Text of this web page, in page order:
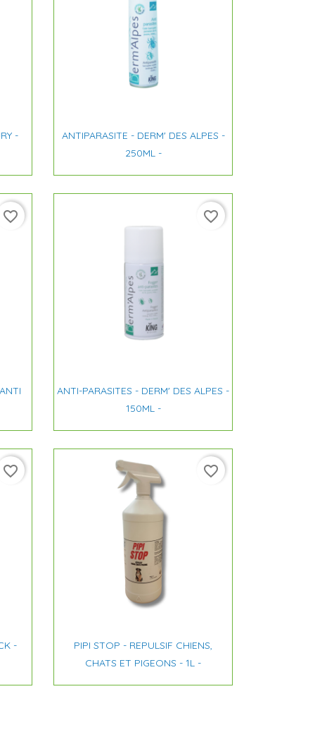
-
Aperçu rapide
ANTIPARASITE - DERM' DES ALPES -
250ML -
favorite_border
Aperçu rapide
ANTI-PARASITES - DERM' DES ALPES -
150ML -
favorite_border
-
favorite_border
Aperçu rapide
PIPI STOP - REPULSIF CHIENS,
CHATS ET PIGEONS - 1L -
favorite_border